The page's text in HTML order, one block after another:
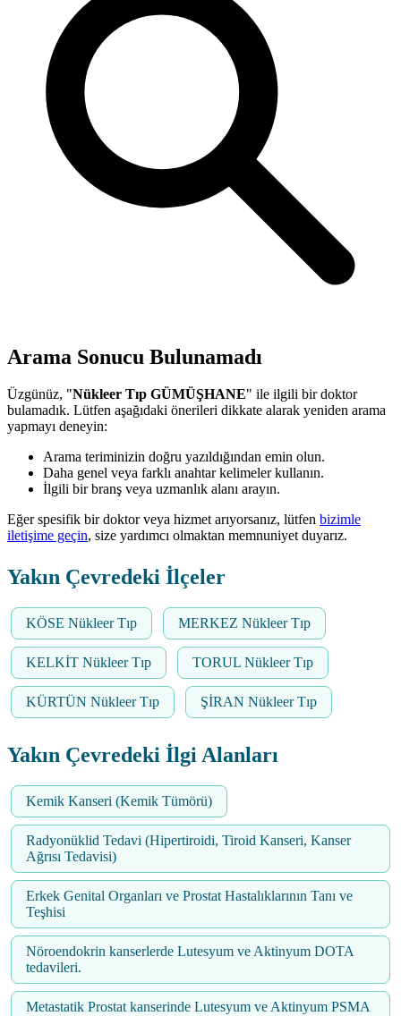
Arama Sonucu Bulunamadı
Üzgünüz, "Nükleer Tıp GÜMÜŞHANE" ile ilgili bir doktor
bulamadık. Lütfen aşağıdaki önerileri dikkate alarak yeniden arama
yapmayı deneyin:
Arama teriminizin doğru yazıldığından emin olun.
Daha genel veya farklı anahtar kelimeler kullanın.
İlgili bir branş veya uzmanlık alanı arayın.
Eğer spesifik bir doktor veya hizmet arıyorsanız, lütfen bizimle
iletişime geçin, size yardımcı olmaktan memnuniyet duyarız.
Yakın Çevredeki İlçeler
KÖSE Nükleer Tıp MERKEZ Nükleer Tıp
KELKİT Nükleer Tıp TORUL Nükleer Tıp
KÜRTÜN Nükleer Tıp ŞİRAN Nükleer Tıp
Yakın Çevredeki İlgi Alanları
Kemik Kanseri (Kemik Tümörü)
Radyonüklid Tedavi (Hipertiroidi, Tiroid Kanseri, Kanser
Ağrısı Tedavisi)
Erkek Genital Organları ve Prostat Hastalıklarının Tanı ve
Teşhisi
Nöroendokrin kanserlerde Lutesyum ve Aktinyum DOTA
tedavileri.
Metastatik Prostat kanserinde Lutesyum ve Aktinyum PSMA